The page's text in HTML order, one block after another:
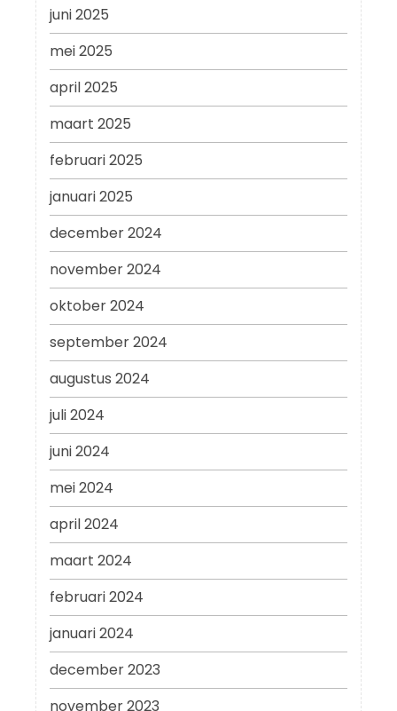
juni 2025
mei 2025
april 2025
maart 2025
februari 2025
januari 2025
december 2024
november 2024
oktober 2024
september 2024
augustus 2024
juli 2024
juni 2024
mei 2024
april 2024
maart 2024
februari 2024
januari 2024
december 2023
november 2023